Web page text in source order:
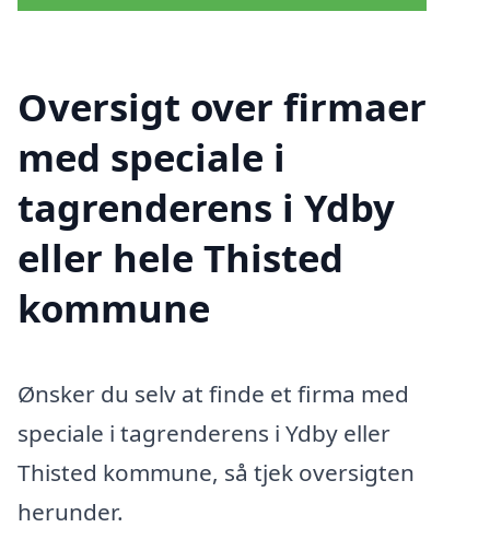
Oversigt over firmaer
med speciale i
tagrenderens i Ydby
eller hele Thisted
kommune
Ønsker du selv at finde et firma med
speciale i tagrenderens i Ydby eller
Thisted kommune, så tjek oversigten
herunder.